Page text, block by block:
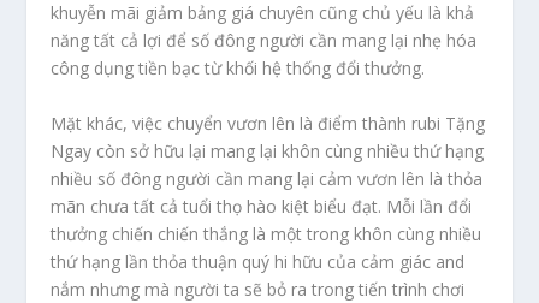
khuyễn mãi giảm bảng giá chuyên cũng chủ yếu là khả
năng tất cả lợi để số đông người cần mang lại nhẹ hóa
công dụng tiền bạc từ khối hệ thống đổi thưởng.
Mặt khác, việc chuyển vươn lên là điểm thành rubi Tặng
Ngay còn sở hữu lại mang lại khôn cùng nhiều thứ hạng
nhiều số đông người cần mang lại cảm vươn lên là thỏa
mãn chưa tất cả tuổi thọ hào kiệt biểu đạt. Mỗi lần đổi
thưởng chiến chiến thắng là một trong khôn cùng nhiều
thứ hạng lần thỏa thuận quý hi hữu của cảm giác and
nắm nhưng mà người ta sẽ bỏ ra trong tiến trình chơi